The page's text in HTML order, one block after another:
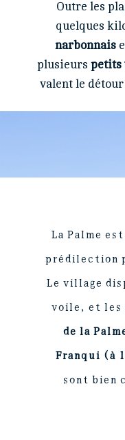
Outre les
quelques
narbonnais
plusieurs petits
valent le détour
La Palme
prédilection
Le village
voile, et les
de la
Franqui (à
sont bien